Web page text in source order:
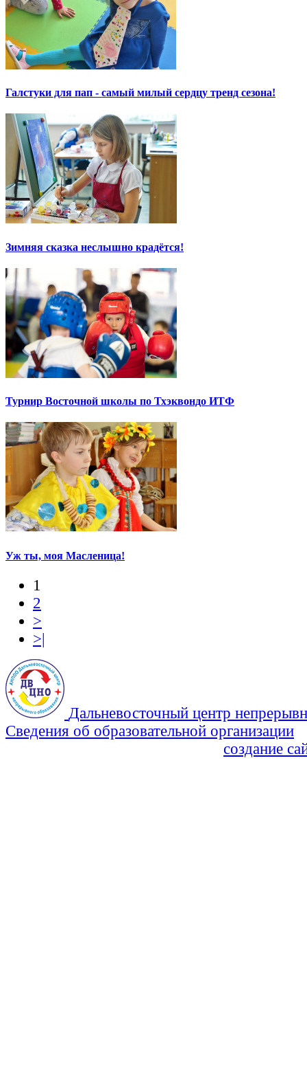
Галстуки для пап - самый милый сердцу тренд сезона!
Зимняя сказка неслышно крадётся!
Турнир Восточной школы по Тхэквондо ИТФ
Уж ты, моя Масленица!
1
2
>
>|
Дальневосточный центр
Сведения об образовательной организации
создание